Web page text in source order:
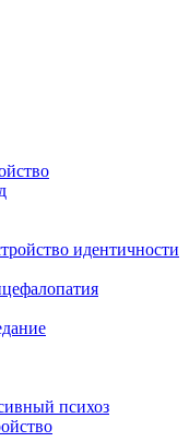
идентичности
психоз